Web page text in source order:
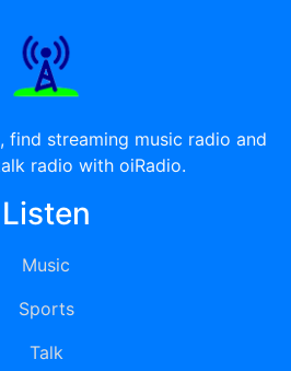
find streaming music radio and
radio with oiRadio.
Listen
Music
Sports
Talk